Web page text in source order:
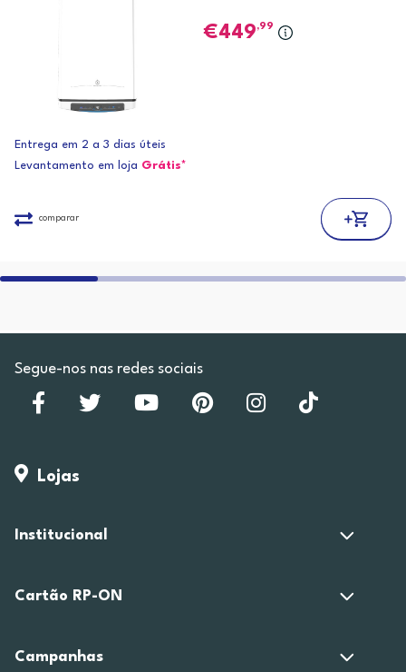
449,99
Entrega em 2 a 3 dias úteis
Levantamento em loja Grátis*
comparar
Segue-nos nas redes sociais
Lojas
Institucional
Cartão RP-ON
Campanhas